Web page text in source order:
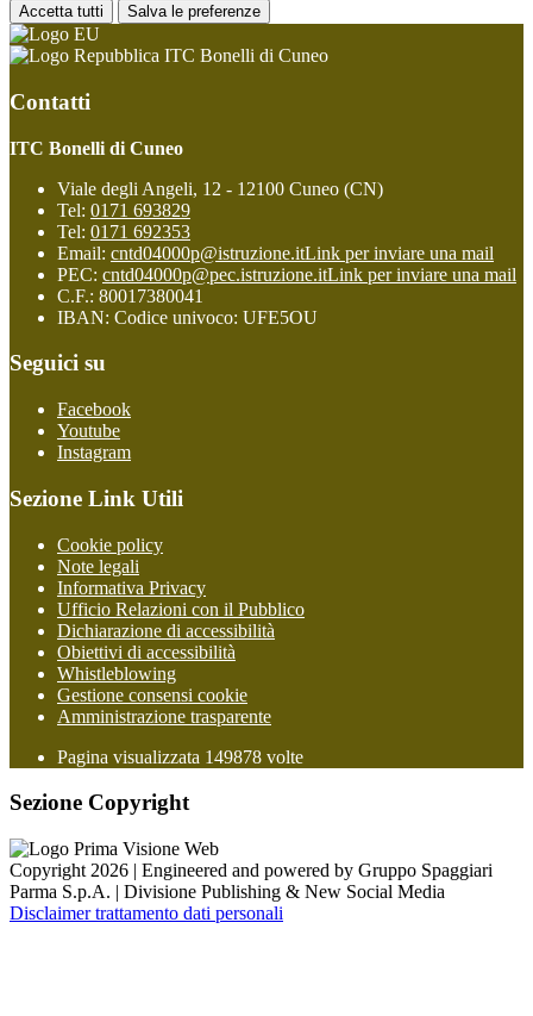
Accetta tutti Salva le preferenze
ITC Bonelli di Cuneo
Contatti
ITC Bonelli di Cuneo
Viale degli Angeli, 12 - 12100 Cuneo (CN)
Tel: 0171 693829
Tel: 0171 692353
Email: cntd04000p@istruzione.itLink per inviare una mail
PEC: cntd04000p@pec.istruzione.itLink per inviare una mail
C.F.: 80017380041
IBAN: Codice univoco: UFE5OU
Seguici su
Facebook
Youtube
Instagram
Sezione Link Utili
Cookie policy
Note legali
Informativa Privacy
Ufficio Relazioni con il Pubblico
Dichiarazione di accessibilità
Obiettivi di accessibilità
Whistleblowing
Gestione consensi cookie
Amministrazione trasparente
Pagina visualizzata 149878 volte
Sezione Copyright
Copyright 2026 | Engineered and powered by Gruppo Spaggiari
Parma S.p.A. | Divisione Publishing & New Social Media
Disclaimer trattamento dati personali